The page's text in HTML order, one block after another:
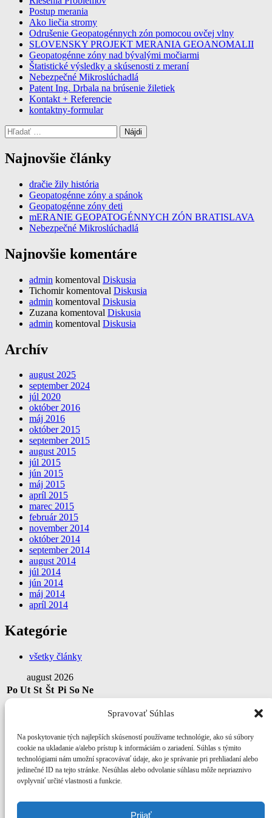
Spravovať Súhlas
Na poskytovanie tých najlepších skúseností používame technológie, ako sú súbory
cookie na ukladanie a/alebo prístup k informáciám o zariadení. Súhlas s týmito
technológiami nám umožní spracovávať údaje, ako je správanie pri prehliadaní alebo
jedinečné ID na tejto stránke. Nesúhlas alebo odvolanie súhlasu môže nepriaznivo
ovplyvniť určité vlastnosti a funkcie.
Prijať
Postup merania
Ako liečia stromy
Odrušenie Geopatogénnych zón pomocou ovčej vlny
SLOVENSKY PROJEKT MERANIA GEOANOMALII
Geopatogénne zóny nad bývalými močiarmi
Štatistické výsledky a skúsenosti z meraní
Nebezpečné Mikroslúchadlá
Patent Ing. Drbala na brúsenie žiletiek
Kontakt + Referencie
kontaktny-formular
Hľadať:
Najnovšie články
dračie žily história
Geopatogénne zóny a spánok
Geopatogénne zóny deti
mERANIE GEOPATOGÉNNYCH ZÓN BRATISLAVA
Nebezpečné Mikroslúchadlá
Najnovšie komentáre
admin komentoval Diskusia
Tichomirkomentoval Diskusia
admin komentoval Diskusia
Zuzana komentoval Diskusia
admin komentoval Diskusia
Archív
august 2025
september 2024
júl 2020
október 2016
máj 2016
október 2015
september 2015
august 2015
júl 2015
jún 2015
máj 2015
apríl 2015
marec 2015
február 2015
november 2014
október 2014
september 2014
august 2014
júl 2014
jún 2014
máj 2014
apríl 2014
Kategórie
všetky články
august 2026
Po Ut St Št Pi So Ne
18 19 20 21 22
23
25 26 27 28 29 30
« aug
Meta